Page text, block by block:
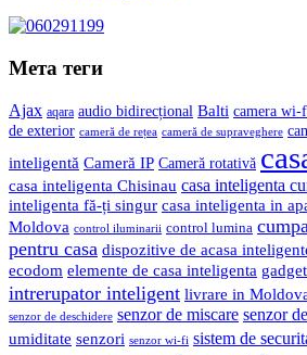
Мета теги
Ajax aqara audio bidirecțional Balti camera wi-
de exterior cameră de rețea cameră de supraveghere
inteligentă Cameră IP Cameră rotativă
casa inteligenta Chisinau casa inteligenta
inteligenta fă-ți singur casa inteligenta in
Moldova control iluminarii control lumina
pentru casa dispozitive de acasa
ecodom elemente de casa inteligenta
intrerupator inteligent livrare in
senzor de deschidere senzor de miscare senzor
umiditate senzori senzor wi-fi sistem de